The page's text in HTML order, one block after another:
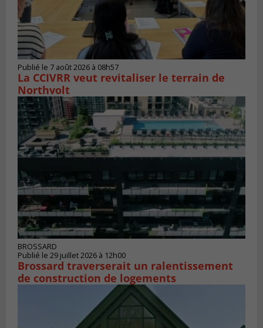
Publié le 7 août 2026 à 08h57
La CCIVRR veut revitaliser le terrain de
Northvolt
BROSSARD
Publié le 29 juillet 2026 à 12h00
Brossard traverserait un ralentissement
de construction de logements